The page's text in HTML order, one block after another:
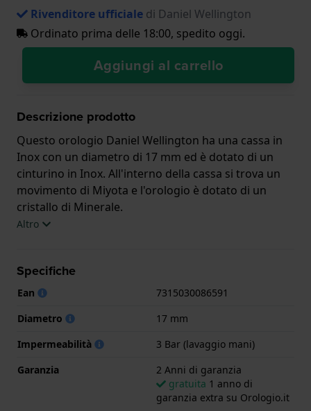
Rivenditore ufficiale di Daniel Wellington
Ordinato prima delle 18:00, spedito oggi.
Aggiungi al carrello
Descrizione prodotto
Questo orologio Daniel Wellington ha una cassa in
Inox con un diametro di 17 mm ed è dotato di un
cinturino in Inox. All'interno della cassa si trova un
movimento di Miyota e l'orologio è dotato di un
cristallo di Minerale.
è fornito con 2 Anni di garanzia.
Altro
Specifiche
Ean
7315030086591
Diametro
17 mm
Impermeabilità
3 Bar (lavaggio mani)
Garanzia
2 Anni di garanzia
gratuita 1 anno di
garanzia extra su Orologio.it